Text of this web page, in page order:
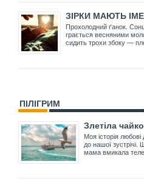
ЗІРКИ МАЮТЬ
Прохолодний ґанок.
грається весняними
сидить трохи збоку —
ПІЛІГРИМ
Злетіла
Моя історія
до нашої
мама вмикала